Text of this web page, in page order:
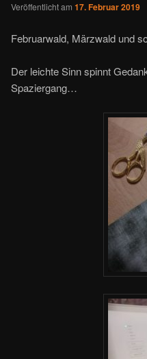
Veröffentlicht am 17. Februar 2019
Februarwald, Märzwald und
Der leichte Sinn spinnt
Spaziergang…